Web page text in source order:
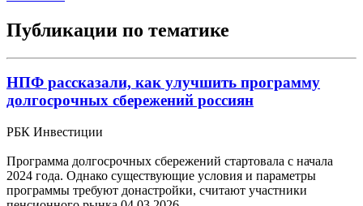
Публикации по тематике
НПФ рассказали, как улучшить программу
долгосрочных сбережений россиян
РБК Инвестиции
Программа долгосрочных сбережений стартовала с начала
2024 года. Однако существующие условия и параметры
программы требуют донастройки, считают участники